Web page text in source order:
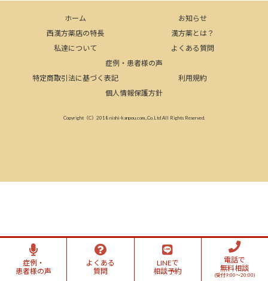
ホーム
お知らせ
西漢方薬店の特長
漢方薬とは？
私達について
よくある質問
症例・患者様の声
特定商取引法に基づく表記
利用規約
個人情報保護方針
Copyright（C）2018 nishi-kanpou.com.,Co.Ltd All Rights Reserved.
症例・
患者様の声
よくある
質問
LINEで
相談予約
電話で
無料相談
(受付9:00～20:00)